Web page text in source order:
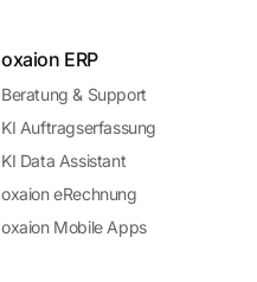
oxaion ERP
Beratung & Support
KI Auftragserfassung
KI Data Assistant
oxaion eRechnung
oxaion Mobile Apps